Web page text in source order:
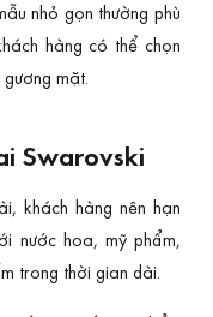
nhỏ gọn thường phù
hàng có thể chọn
mặt.
Swarovski
khách hàng nên hạn
nước hoa, mỹ phẩm,
trong thời gian dài.